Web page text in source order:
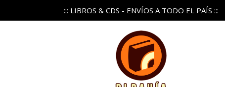
::: LIBROS & CDS - ENVÍOS A TODO EL PAÍS :::